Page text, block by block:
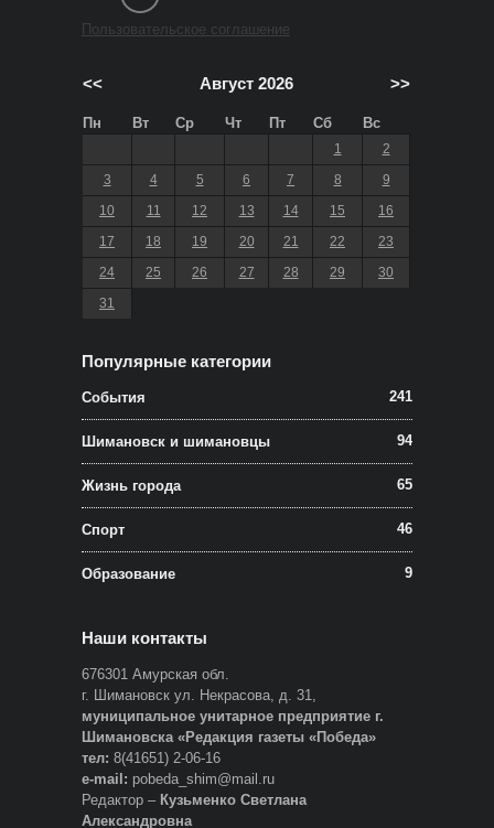
Пользовательское соглашение
>>
<< Август 2026
Пн Вт Ср Чт Пт Сб Вс
1
2
3
4 5 6 7 8
9
10
11 12 13 14 15
16
17
18 19 20 21 22
23
24
25 26 27 28 29
30
31
Популярные категории
События 241
Шимановск и шимановцы 94
Жизнь города 65
Спорт 46
Образование 9
Наши контакты
676301 Амурская обл.
г. Шимановск ул. Некрасова, д. 31,
муниципальное унитарное предприятие г.
Шимановска «Редакция газеты «Победа»
тел: 8(41651) 2-06-16
e-mail: pobeda_shim@mail.ru
Редактор – Кузьменко Светлана
Александровна